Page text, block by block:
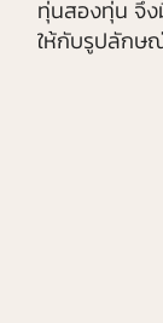
ทุ่นสองทุ่น จึง
ให้กับรูปลักษ